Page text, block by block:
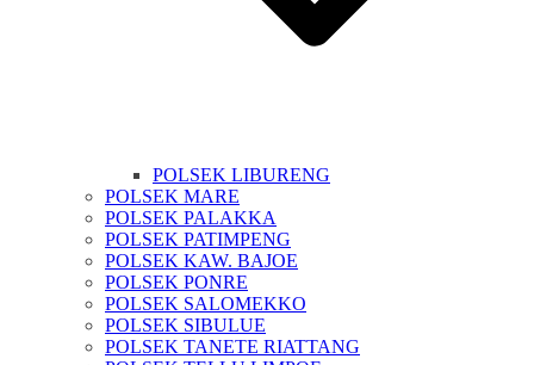
POLSEK LIBURENG
POLSEK MARE
POLSEK PALAKKA
POLSEK PATIMPENG
POLSEK KAW. BAJOE
POLSEK PONRE
POLSEK SALOMEKKO
POLSEK SIBULUE
POLSEK TANETE RIATTANG